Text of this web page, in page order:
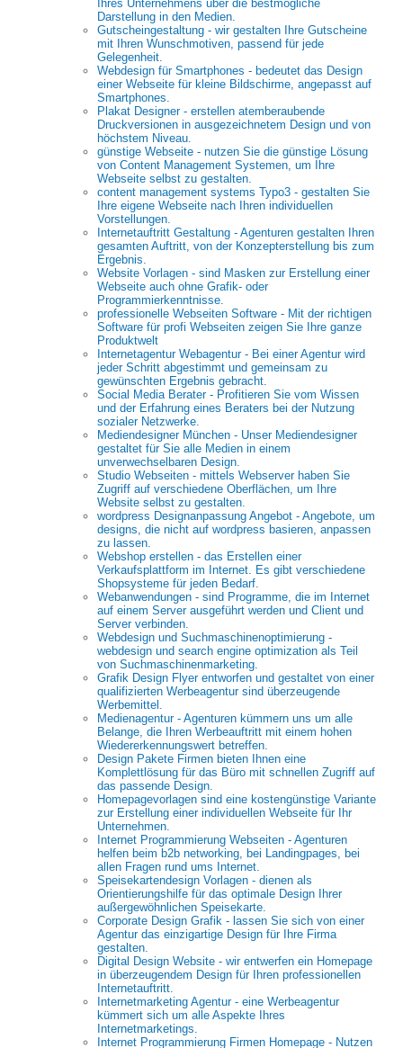
Ihres Unternehmens über die bestmögliche
Darstellung in den Medien.
Gutscheingestaltung - wir gestalten Ihre Gutscheine
mit Ihren Wunschmotiven, passend für jede
Gelegenheit.
Webdesign für Smartphones - bedeutet das Design
einer Webseite für kleine Bildschirme, angepasst auf
Smartphones.
Plakat Designer - erstellen atemberaubende
Druckversionen in ausgezeichnetem Design und von
höchstem Niveau.
günstige Webseite - nutzen Sie die günstige Lösung
von Content Management Systemen, um Ihre
Webseite selbst zu gestalten.
content management systems Typo3 - gestalten Sie
Ihre eigene Webseite nach Ihren individuellen
Vorstellungen.
Internetauftritt Gestaltung - Agenturen gestalten Ihren
gesamten Auftritt, von der Konzepterstellung bis zum
Ergebnis.
Website Vorlagen - sind Masken zur Erstellung einer
Webseite auch ohne Grafik- oder
Programmierkenntnisse.
professionelle Webseiten Software - Mit der richtigen
Software für profi Webseiten zeigen Sie Ihre ganze
Produktwelt
Internetagentur Webagentur - Bei einer Agentur wird
jeder Schritt abgestimmt und gemeinsam zu
gewünschten Ergebnis gebracht.
Social Media Berater - Profitieren Sie vom Wissen
und der Erfahrung eines Beraters bei der Nutzung
sozialer Netzwerke.
Mediendesigner München - Unser Mediendesigner
gestaltet für Sie alle Medien in einem
unverwechselbaren Design.
Studio Webseiten - mittels Webserver haben Sie
Zugriff auf verschiedene Oberflächen, um Ihre
Website selbst zu gestalten.
wordpress Designanpassung Angebot - Angebote, um
designs, die nicht auf wordpress basieren, anpassen
zu lassen.
Webshop erstellen - das Erstellen einer
Verkaufsplattform im Internet. Es gibt verschiedene
Shopsysteme für jeden Bedarf.
Webanwendungen - sind Programme, die im Internet
auf einem Server ausgeführt werden und Client und
Server verbinden.
Webdesign und Suchmaschinenoptimierung -
webdesign und search engine optimization als Teil
von Suchmaschinenmarketing.
Grafik Design Flyer entworfen und gestaltet von einer
qualifizierten Werbeagentur sind überzeugende
Werbemittel.
Medienagentur - Agenturen kümmern uns um alle
Belange, die Ihren Werbeauftritt mit einem hohen
Wiedererkennungswert betreffen.
Design Pakete Firmen bieten Ihnen eine
Komplettlösung für das Büro mit schnellen Zugriff auf
das passende Design.
Homepagevorlagen sind eine kostengünstige Variante
zur Erstellung einer individuellen Webseite für Ihr
Unternehmen.
Internet Programmierung Webseiten - Agenturen
helfen beim b2b networking, bei Landingpages, bei
allen Fragen rund ums Internet.
Speisekartendesign Vorlagen - dienen als
Orientierungshilfe für das optimale Design Ihrer
außergewöhnlichen Speisekarte.
Corporate Design Grafik - lassen Sie sich von einer
Agentur das einzigartige Design für Ihre Firma
gestalten.
Digital Design Website - wir entwerfen ein Homepage
in überzeugendem Design für Ihren professionellen
Internetauftritt.
Internetmarketing Agentur - eine Werbeagentur
kümmert sich um alle Aspekte Ihres
Internetmarketings.
Internet Programmierung Firmen Homepage - Nutzen